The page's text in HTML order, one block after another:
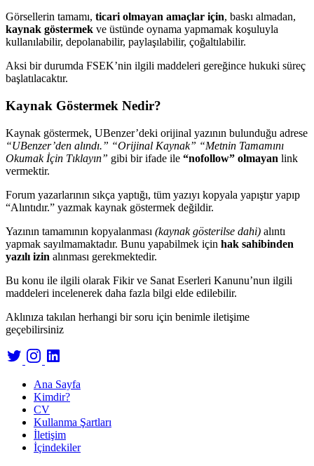
Görsellerin tamamı, ticari olmayan amaçlar için, baskı almadan,
kaynak göstermek ve üstünde oynama yapmamak koşuluyla
kullanılabilir, depolanabilir, paylaşılabilir, çoğaltılabilir.
Aksi bir durumda FSEK’nin ilgili maddeleri gereğince hukuki süreç
başlatılacaktır.
Kaynak Göstermek Nedir?
Kaynak göstermek, UBenzer’deki orijinal yazının bulunduğu adrese
“UBenzer’den alındı.” “Orijinal Kaynak” “Metnin Tamamını
Okumak İçin Tıklayın” gibi bir ifade ile “nofollow” olmayan link
vermektir.
Forum yazarlarının sıkça yaptığı, tüm yazıyı kopyala yapıştır yapıp
“Alıntıdır.” yazmak kaynak göstermek değildir.
Yazının tamamının kopyalanması (kaynak gösterilse dahi) alıntı
yapmak sayılmamaktadır. Bunu yapabilmek için hak sahibinden
yazılı izin alınması gerekmektedir.
Bu konu ile ilgili olarak Fikir ve Sanat Eserleri Kanunu’nun ilgili
maddeleri incelenerek daha fazla bilgi elde edilebilir.
Aklınıza takılan herhangi bir soru için benimle iletişime
geçebilirsiniz
Ana Sayfa
Kimdir?
CV
Kullanma Şartları
İletişim
İçindekiler